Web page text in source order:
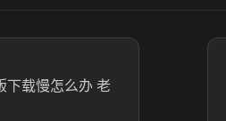
下载慢怎么办 老